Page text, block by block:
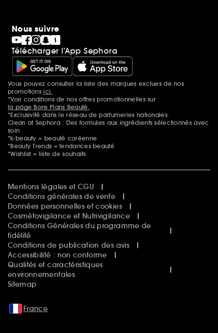
Nous suivre
Télécharger l’App Sephora
Mentions additionnelles
Vous pouvez consulter la liste des marques exclues de nos
promotionsici.
*Voir conditions de nos offres promotionnelles sur
la page Bons Plans Beauté.
*Exclusivité dans le réseau de parfumeries nationales.
Clean at Sephora : Des formules aux ingrédients sélectionnés avec
soin
*k-beauty = beauté coréenne
*Beauty Trends = tendances beauté
*Wishlist = liste de souhaits
Mentions légales et CGU
Conditions générales de vente
Données personnelles et cookies
Cosmétovigilance et Nutrivigilance
Conditions Générales du programme de
fidélité
Conditions de publication des avis
Accessibilité : non conforme
Qualités et caractéristiques
environnementales
Sitemap
France